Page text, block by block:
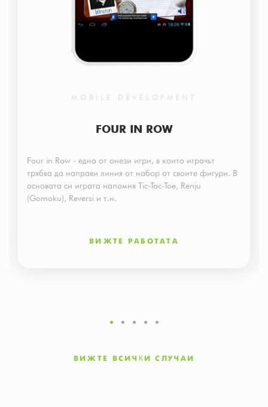
MOBILE DEVELOPMENT
FOUR IN ROW
Four in Row - една от онези игри, в които играчът
трябва да направи линия от набор от своите фигури. В
основата си играта напомня Tic-Tac-Toe, Renju
(Gomoku), Reversi и т.н.
ВИЖТЕ РАБОТАТА
ВИЖТЕ ВСИЧКИ СЛУЧАИ